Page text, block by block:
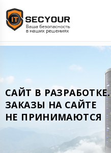
CАЙТ В РАЗРАБОТКЕ.
ЗАКАЗЫ НА САЙТЕ
НЕ ПРИНИМАЮТСЯ